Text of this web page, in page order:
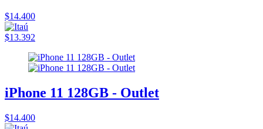
$14.400
$13.392
iPhone 11 128GB - Outlet
$14.400